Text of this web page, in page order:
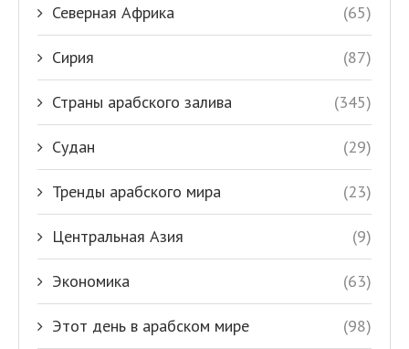
Северная Африка (65)
Сирия (87)
Страны арабского залива (345)
Судан (29)
Тренды арабского мира (23)
Центральная Азия (9)
Экономика (63)
Этот день в арабском мире (98)